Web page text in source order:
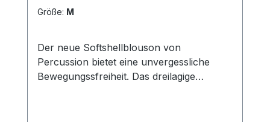
Größe: M
Der neue Softshellblouson von
Percussion bietet eine unvergessliche
Bewegungssfreiheit. Das dreilagige